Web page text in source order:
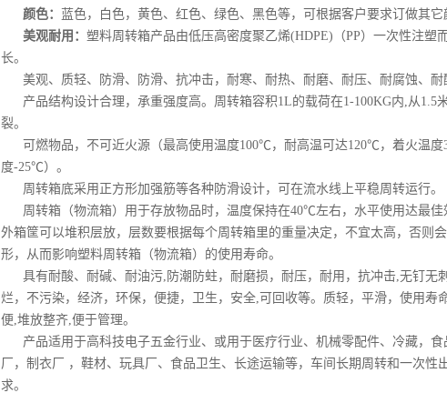
颜色： 蓝色，白色，黄色、红色、绿色、黑色等，可根据客户要求订做其它
美观耐用： 塑料周转箱产品由低压高密度聚乙烯(HDPE)（PP）一次性注塑
长。
美观、质轻、防滑、防滑、抗冲击，耐寒、耐热、耐磨、耐压、耐腐蚀、耐
产品结构设计合理，承重强度高。周转箱容积1L的载荷在1-100KG内,从1.5
裂。
可燃物品，不可近火源（最高使用温度100℃，耐高温可达120℃，着火温
度-25℃）。
周转箱底采用正方形加强筋等各种防滑设计，可在流水线上平稳周转运行。
周转箱（物流箱）用于存放物品时，温度保持在40℃左右，水平使用达最
外箱筐可以堆积层放，层数要根据每个周转箱里的重量决定，不宜太高，否则
形，从而影响塑料周转箱（物流箱）的使用寿命。
具有耐酸、耐碱、耐油污,防潮防蛀，耐磨损，耐压，耐用，抗冲击,无钉无
烂，不污染，经济，环保，便捷，卫生，安全,可回收等。质轻，平滑，使用寿
便,堆放整齐,便于管理。
产品适用于高科技电子五金行业、或用于医疗行业、机械零配件、冷藏，
厂，制衣厂 ，鞋材、玩具厂、食品卫生、长途运输等，车间长期周转和一次性
求。